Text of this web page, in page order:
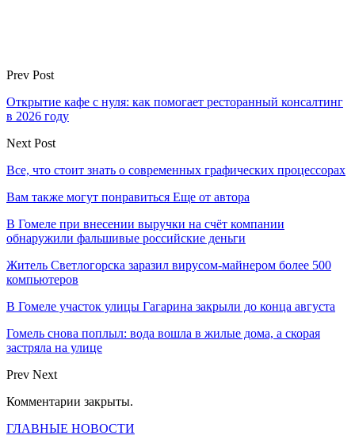
Prev Post
Открытие кафе с нуля: как помогает ресторанный консалтинг
в 2026 году
Next Post
Все, что стоит знать о современных графических процессорах
Вам также могут понравиться Еще от автора
В Гомеле при внесении выручки на счёт компании
обнаружили фальшивые российские деньги
Житель Светлогорска заразил вирусом-майнером более 500
компьютеров
В Гомеле участок улицы Гагарина закрыли до конца августа
Гомель снова поплыл: вода вошла в жилые дома, а скорая
застряла на улице
Prev Next
Комментарии закрыты.
ГЛАВНЫЕ НОВОСТИ